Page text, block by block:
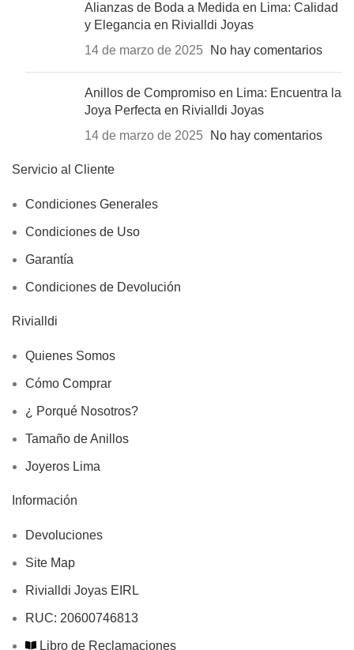
Alianzas de Boda a Medida en Lima: Calidad
y Elegancia en Rivialldi Joyas
14 de marzo de 2025
No hay comentarios
Anillos de Compromiso en Lima: Encuentra la
Joya Perfecta en Rivialldi Joyas
14 de marzo de 2025
No hay comentarios
Servicio al Cliente
Condiciones Generales
Condiciones de Uso
Garantía
Condiciones de Devolución
Rivialldi
Quienes Somos
Cómo Comprar
¿ Porqué Nosotros?
Tamaño de Anillos
Joyeros Lima
Información
Devoluciones
Site Map
Rivialldi Joyas EIRL
RUC: 20600746813
Libro de Reclamaciones